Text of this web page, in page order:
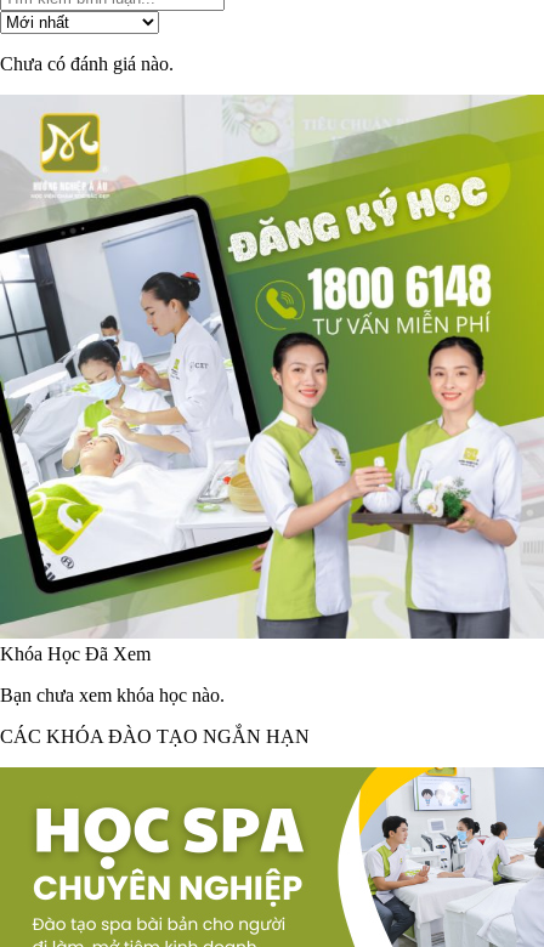
Chưa có đánh giá nào.
Khóa Học Đã Xem
Bạn chưa xem khóa học nào.
CÁC KHÓA ĐÀO TẠO NGẮN HẠN